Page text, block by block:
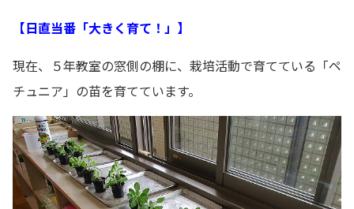
【日直当番「大きく育て！」】
現在、５年教室の窓側の棚に、栽培活動で育てている「ペ
チュニア」の苗を育てています。